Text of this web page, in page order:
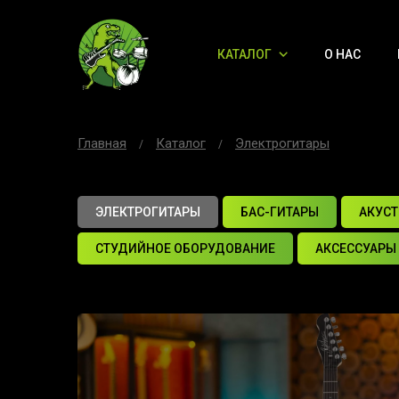
КАТАЛОГ О НАС
Главная Каталог Электрогитары
ЭЛЕКТРОГИТАРЫ БАС-ГИТАРЫ
СТУДИЙНОЕ ОБОРУДОВАНИЕ АКСЕССУАРЫ